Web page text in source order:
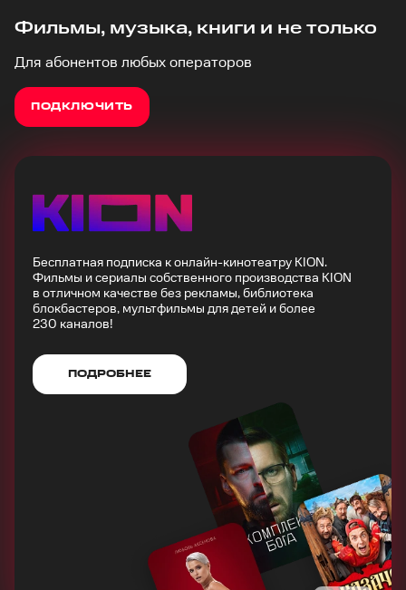
Фильмы, музыка, книги и не только
Для абонентов любых операторов
ПОДКЛЮЧИТЬ
Бесплатная подписка к онлайн-кинотеатру KION.
Фильмы и сериалы собственного производства KION
в отличном качестве без рекламы, библиотека
блокбастеров, мультфильмы для детей и более
230 каналов!
ПОДРОБНЕЕ